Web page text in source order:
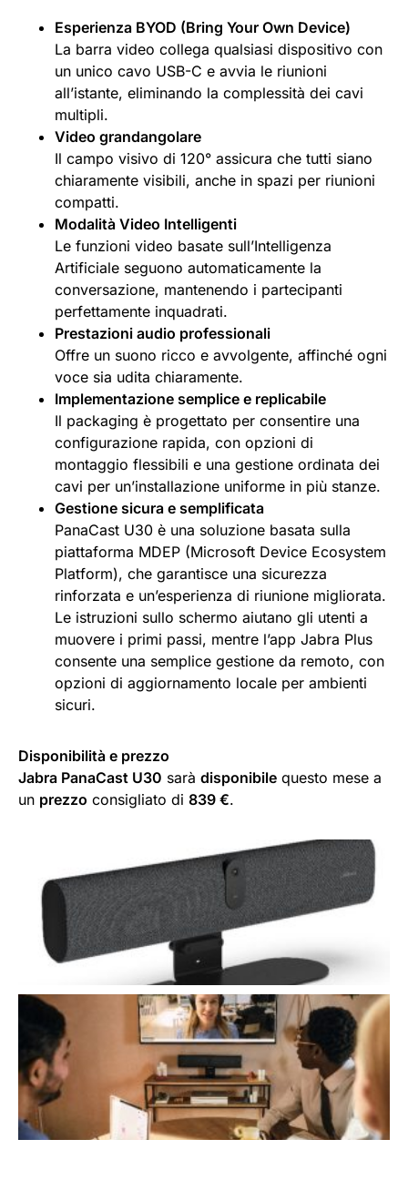
Esperienza BYOD (Bring Your Own Device)
La barra video collega qualsiasi dispositivo con
un unico cavo USB-C e avvia le riunioni
all’istante, eliminando la complessità dei cavi
multipli.
Video grandangolare
Il campo visivo di 120° assicura che tutti siano
chiaramente visibili, anche in spazi per riunioni
compatti.
Modalità Video Intelligenti
Le funzioni video basate sull’Intelligenza
Artificiale seguono automaticamente la
conversazione, mantenendo i partecipanti
perfettamente inquadrati.
Prestazioni audio professionali
Offre un suono ricco e avvolgente, affinché ogni
voce sia udita chiaramente.
Implementazione semplice e replicabile
Il packaging è progettato per consentire una
configurazione rapida, con opzioni di
montaggio flessibili e una gestione ordinata dei
cavi per un’installazione uniforme in più stanze.
Gestione sicura e semplificata
PanaCast U30 è una soluzione basata sulla
piattaforma MDEP (Microsoft Device Ecosystem
Platform), che garantisce una sicurezza
rinforzata e un’esperienza di riunione migliorata.
Le istruzioni sullo schermo aiutano gli utenti a
muovere i primi passi, mentre l’app Jabra Plus
consente una semplice gestione da remoto, con
opzioni di aggiornamento locale per ambienti
sicuri.
Disponibilità e prezzo
Jabra PanaCast U30 sarà disponibile questo mese a
un prezzo consigliato di 839 €.